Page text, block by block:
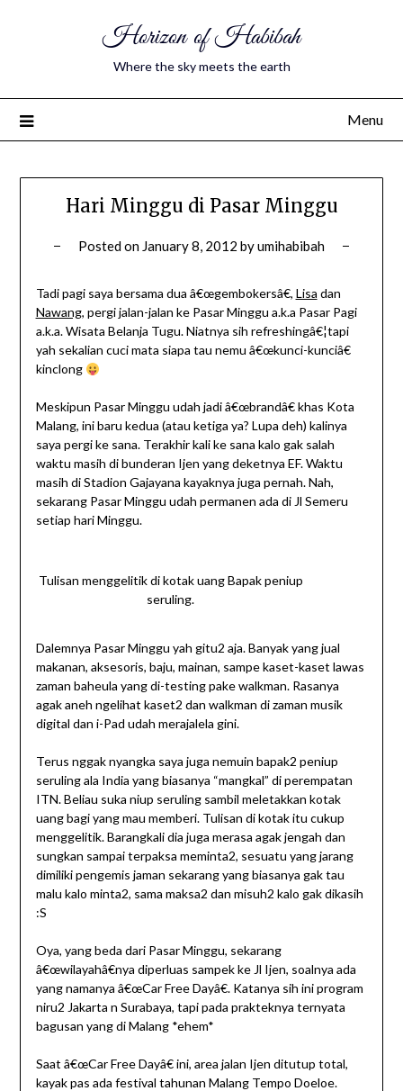
Horizon of Habibah
Where the sky meets the earth
Menu
Hari Minggu di Pasar Minggu
Posted on January 8, 2012 byumihabibah
Tadi pagi saya bersama dua â€œgembokersâ€, Lisa dan
Nawang, pergi jalan-jalan ke Pasar Minggu a.k.a Pasar Pagi
a.k.a. Wisata Belanja Tugu. Niatnya sih refreshingâ€¦tapi
yah sekalian cuci mata siapa tau nemu â€œkunci-kunciâ€
kinclong
Meskipun Pasar Minggu udah jadi â€œbrandâ€ khas Kota
Malang, ini baru kedua (atau ketiga ya? Lupa deh) kalinya
saya pergi ke sana. Terakhir kali ke sana kalo gak salah
waktu masih di bunderan Ijen yang deketnya EF. Waktu
masih di Stadion Gajayana kayaknya juga pernah. Nah,
sekarang Pasar Minggu udah permanen ada di Jl Semeru
setiap hari Minggu.
Tulisan menggelitik di kotak uang Bapak peniup
seruling.
Dalemnya Pasar Minggu yah gitu2 aja. Banyak yang jual
makanan, aksesoris, baju, mainan, sampe kaset-kaset lawas
zaman baheula yang di-testing pake walkman. Rasanya
agak aneh ngelihat kaset2 dan walkman di zaman musik
digital dan i-Pad udah merajalela gini.
Terus nggak nyangka saya juga nemuin bapak2 peniup
seruling ala India yang biasanya “mangkal” di perempatan
ITN. Beliau suka niup seruling sambil meletakkan kotak
uang bagi yang mau memberi. Tulisan di kotak itu cukup
menggelitik. Barangkali dia juga merasa agak jengah dan
sungkan sampai terpaksa meminta2, sesuatu yang jarang
dimiliki pengemis jaman sekarang yang biasanya gak tau
malu kalo minta2, sama maksa2 dan misuh2 kalo gak dikasih
:S
Oya, yang beda dari Pasar Minggu, sekarang
â€œwilayahâ€nya diperluas sampek ke Jl Ijen, soalnya ada
yang namanya â€œCar Free Dayâ€. Katanya sih ini program
niru2 Jakarta n Surabaya, tapi pada prakteknya ternyata
bagusan yang di Malang *ehem*
Saat â€œCar Free Dayâ€ ini, area jalan Ijen ditutup total,
kayak pas ada festival tahunan Malang Tempo Doeloe.